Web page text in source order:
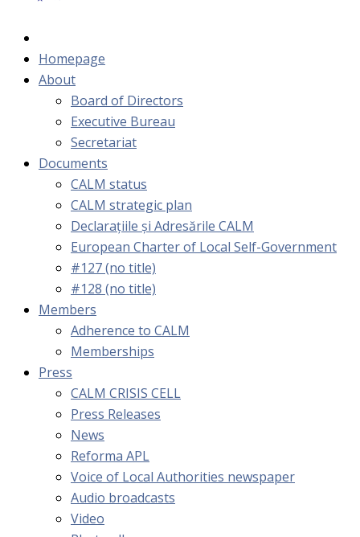
Homepage
About
Board of Directors
Executive Bureau
Secretariat
Documents
CALM status
CALM strategic plan
Declarațiile și Adresările CALM
European Charter of Local Self-Government
#127 (no title)
#128 (no title)
Members
Adherence to CALM
Memberships
Press
CALM CRISIS CELL
Press Releases
News
Reforma APL
Voice of Local Authorities newspaper
Audio broadcasts
Video